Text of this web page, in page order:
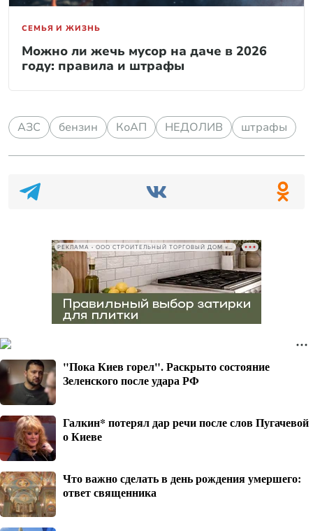
СЕМЬЯ И ЖИЗНЬ
Можно ли жечь мусор на даче в 2026
году: правила и штрафы
АЗС бензин КоАП НЕДОЛИВ штрафы
РЕКЛАМА • ООО СТРОИТЕЛЬНЫЙ ТОРГОВЫЙ ДОМ «ПЕТРОВИЧ», ИНН 7802348846
"Пока Киев горел". Раскрыто состояние
Зеленского после удара РФ
Галкин* потерял дар речи после слов Пугачевой
о Киеве
Что важно сделать в день рождения умершего:
ответ священника